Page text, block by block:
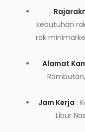
kebutuhan
rak
Alamat
Jam Kerja :
Libur